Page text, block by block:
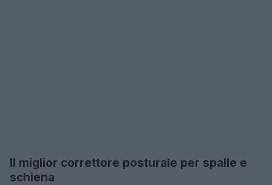
Il miglior correttore posturale per spalle e
schiena